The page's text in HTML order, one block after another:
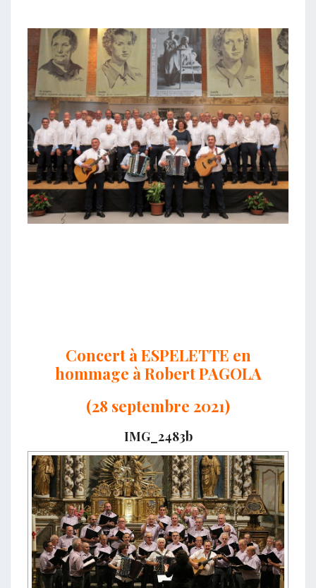
Concert à ESPELETTE en
hommage à Robert PAGOLA
(28 septembre 2021)
IMG_2483b